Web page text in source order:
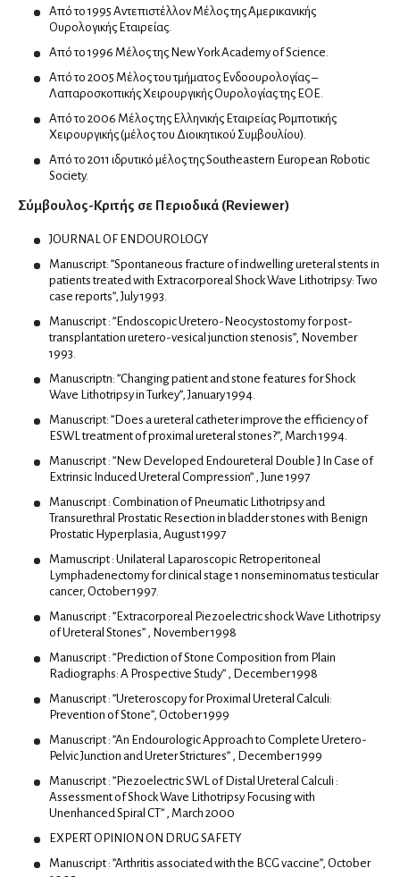
Καρδιοχειρουργοί
Νευρολόγοι
Νευροχειρουργοί
Ενδαγγειακή νευροχειρουργική
Χειρουργοί σπονδυλικής στήλης
Νευροψυχολόγοι
Νεφρολόγοι
Νοσοκομεία & Κλινικές
Οδοντίατροι
Ενδοδοντολόγοι
Επανορθωτική αισθητική οδοντιατρική
Ομοιοπαθητικοί
Ορθοδοντικοί
Παιδοοδοντίατροι
Περιοδοντολόγοι
Ορθοπαιδικοί
Αθλητικές κακώσεις
Αρθροπλαστική χειρουργική
Βελονισμός
Ορθοπαιδικοί άκρου χειρός
Παιδοορθοπαιδικοί
Ρομποτική ορθοπαιδική
Από το 1995 Αντεπιστέλλον Μέλος της Αμερικανικής
Ουρολογικής Εταιρείας.
Από το 1996 Μέλος της New York Academy of Science.
Από το 2005 Μέλος του τμήματος Ενδοουρολογίας –
Λαπαροσκοπικής Χειρουργικής Ουρολογίας της ΕΟΕ.
Από το 2006 Μέλος της Ελληνικής Εταιρείας Ρομποτικής
Χειρουργικής (μέλος του Διοικητικού Συμβουλίου).
Από το 2011 ιδρυτικό μέλος της Southeastern European Robotic
Society.
Σύμβουλος-Κριτής σε Περιοδικά (Reviewer)
JOURNAL OF ENDOUROLOGY
Manuscript: ”Spontaneous fracture of indwelling ureteral stents in
patients treated with Extracorporeal Shock Wave Lithotripsy: Two
case reports”, July 1993.
Manuscript : ”Endoscopic Uretero-Neocystostomy for post-
transplantation uretero-vesical junction stenosis”, November
1993.
Manuscriptn: ”Changing patient and stone features for Shock
Wave Lithotripsy in Turkey”, January 1994.
Manuscript: ”Does a ureteral catheter improve the efficiency of
ESWL treatment of proximal ureteral stones?”, March 1994.
Manuscript : ”New Developed Endoureteral Double J In Case of
Extrinsic Induced Ureteral Compression” , June 1997
Manuscript : Combination of Pneumatic Lithotripsy and
Transurethral Prostatic Resection in bladder stones with Benign
Prostatic Hyperplasia, August 1997
Mamuscript : Unilateral Laparoscopic Retroperitoneal
Lymphadenectomy for clinical stage 1 nonseminomatus testicular
cancer, October 1997.
Manuscript : ”Extracorporeal Piezoelectric shock Wave Lithotripsy
of Ureteral Stones” , November 1998
Manuscript : ”Prediction of Stone Composition from Plain
Radiographs: A Prospective Study” , December 1998
Manuscript : ”Ureteroscopy for Proximal Ureteral Calculi:
Prevention of Stone”, October 1999
Manuscript : ”An Endourologic Approach to Complete Uretero-
Pelvic Junction and Ureter Strictures” , December 1999
Manuscript : ”Piezoelectric SWL of Distal Ureteral Calculi :
Assessment of Shock Wave Lithotripsy Focusing with
Unenhanced Spiral CT” , March 2000
EXPERT OPINION ON DRUG SAFETY
Manuscript : ”Arthritis associated with the BCG vaccine”, October